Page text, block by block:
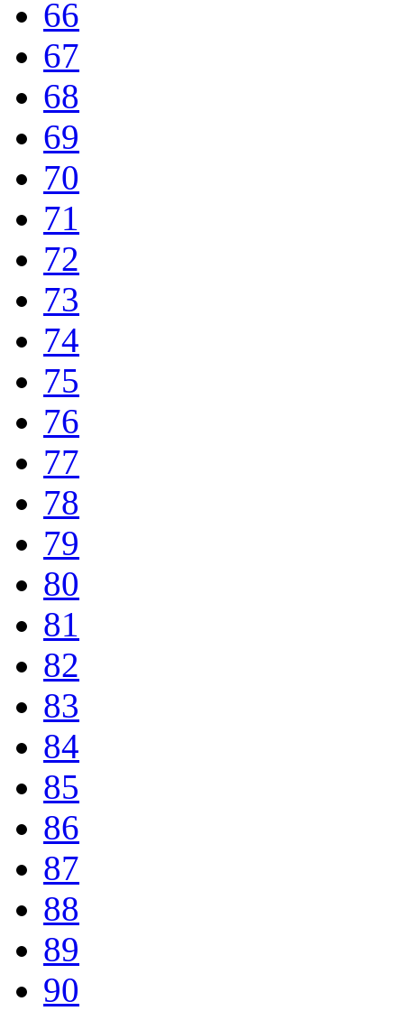
66
67
68
69
70
71
72
73
74
75
76
77
78
79
80
81
82
83
84
85
86
87
88
89
90